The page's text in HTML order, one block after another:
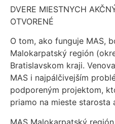
DVERE MIESTNYCH
OTVORENÉ
O tom, ako funguje MAS,
Malokarpatský región
Bratislavskom kraji.
MAS i najpálčivejším
podporeným projektom,
priamo na mieste starosta
MAS Malokarpatský